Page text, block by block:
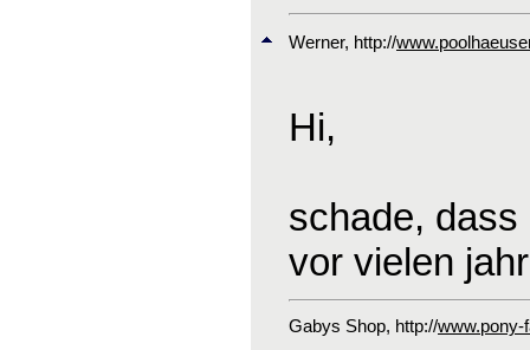
Werner, http://
Hi,
schade,
vor vielen
Gabys Shop, http://www.pony-